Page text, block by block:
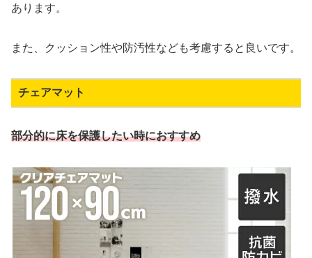
あります。
また、クッション性や防汚性なども考慮すると良いです。
チェアマット
部分的に床を保護したい時におすすめ